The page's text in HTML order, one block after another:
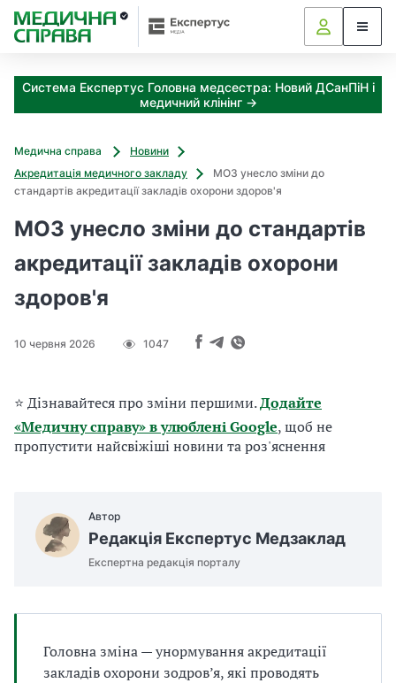
Система Експертус Головна медсестра: Новий ДСанПіН і
медичний клінінг →
Медична справа
Новини
Акредитація медичного закладу
МОЗ унесло зміни до
стандартів акредитації закладів охорони здоров'я
МОЗ унесло зміни до стандартів
акредитації закладів охорони
здоров'я
10 червня 2026 1047
⭐ Дізнавайтеся про зміни першими.Додайте
«Медичну справу» в улюблені Google, щоб не
пропустити найсвіжіші новини та роз'яснення
Автор
Редакція Експертус Медзаклад
Експертна редакція порталу
Головна зміна — унормування акредитації
закладів охорони зодров’я, які проводять
З
а
к
з
д
м
о
ж
н
т
и